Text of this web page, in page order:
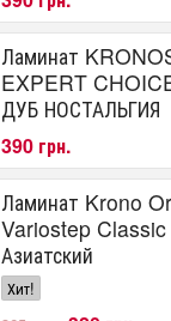
Ламинат
EXPERT
ДУБ НОСТАЛЬГИЯ
390 грн.
Ламинат Krono
Variostep Classic
Азиатский
Хит!